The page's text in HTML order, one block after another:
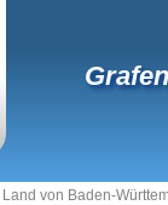
Land von Baden-